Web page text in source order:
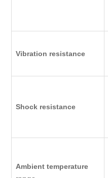
Vibration resistance
Shock resistance
Ambient temperature